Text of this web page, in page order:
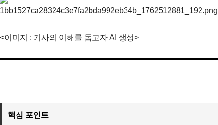
<이미지 : 기사의 이해를 돕고자 AI 생성>
핵심 포인트